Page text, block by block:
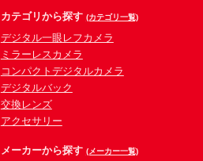
カテゴリから探す (カテゴリ一覧)
デジタル一眼レフカメラ
ミラーレスカメラ
コンパクトデジタルカメラ
デジタルバック
交換レンズ
アクセサリー
メーカーから探す (メーカー一覧)